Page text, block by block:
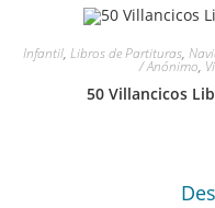
Infantil, Libros de Partituras,
/ Anónimo,
50 Villancicos